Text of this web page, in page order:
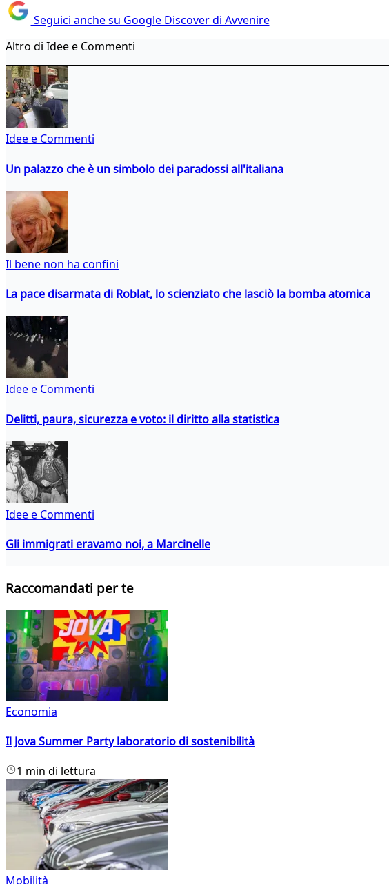
Seguici anche su Google Discover di Avvenire
Altro di Idee e Commenti
Idee e Commenti
Un palazzo che è un simbolo dei paradossi all'italiana
Il bene non ha confini
La pace disarmata di Roblat, lo scienziato che lasciò la bomba atomica
Idee e Commenti
Delitti, paura, sicurezza e voto: il diritto alla statistica
Idee e Commenti
Gli immigrati eravamo noi, a Marcinelle
Raccomandati per te
Economia
Il Jova Summer Party laboratorio di sostenibilità
1 min di lettura
Mobilità